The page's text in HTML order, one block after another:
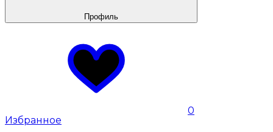
Профиль
0
Избранное